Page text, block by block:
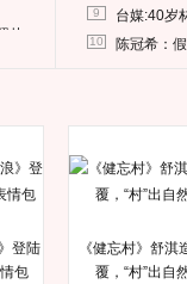
片
9 台媒:40岁
10 陈冠希：
登陆
包
《健忘村》舒淇
覆，“村”出自